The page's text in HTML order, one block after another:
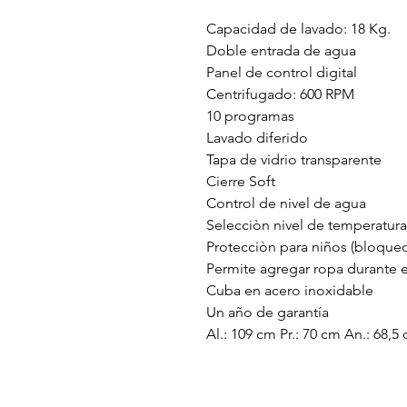
Capacidad de lavado: 18 Kg.
Doble entrada de agua
Panel de control digital
Centrifugado: 600 RPM
10 programas
Lavado diferido
Tapa de vidrio transparente
Cierre Soft
Control de nivel de agua
Selecciòn nivel de temperatura
Protecciòn para niños
Permite agregar ropa durante
Cuba en acero inoxidable
Un año de garantía
Al.: 109 cm Pr.: 70 cm An.: 68,5